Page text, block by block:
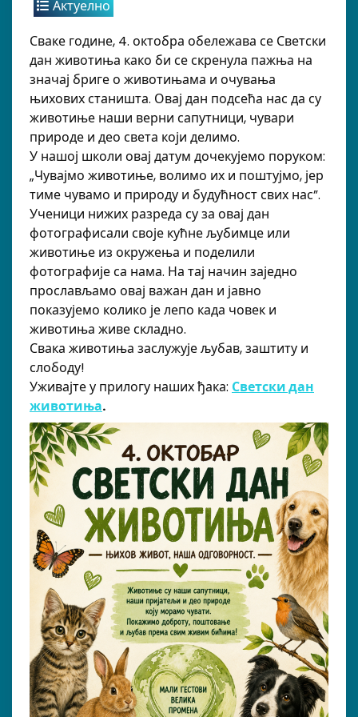
Актуелно
Сваке године, 4. октобра обележава се Светски
дан животиња како би се скренула пажња на
значај бриге о животињама и очувања
њихових станишта. Овај дан подсећа нас да су
животиње наши верни сапутници, чувари
природе и део света који делимо.
У нашој школи овај датум дочекујемо поруком:
„Чувајмо животиње, волимо их и поштујмо, јер
тиме чувамо и природу и будућност свих нас”.
Ученици нижих разреда су за овај дан
фотографисали своје кућне љубимце или
животиње из окружења и поделили
фотографије са нама. На тај начин заједно
прослављамо овај важан дан и јавно
показујемо колико је лепо када човек и
животиња живе складно.
Свака животиња заслужује љубав, заштиту и
слободу!
Уживајте у прилогу наших ђака: Светски дан
животиња.